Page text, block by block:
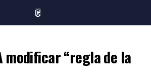
modificar “regla de la